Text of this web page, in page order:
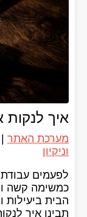
איך לנקות
מערכת האתר
וניקיון
לפעמים עבודת
כמשימה קשה
הבית
תבינו איך